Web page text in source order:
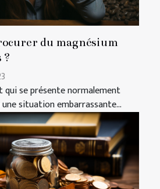
du magnésium
?
se présente normalement
situation embarrassante...